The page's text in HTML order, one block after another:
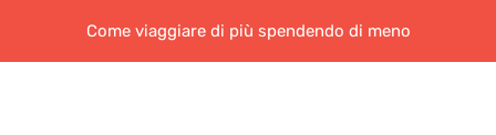
Come viaggiare di più spendendo di meno